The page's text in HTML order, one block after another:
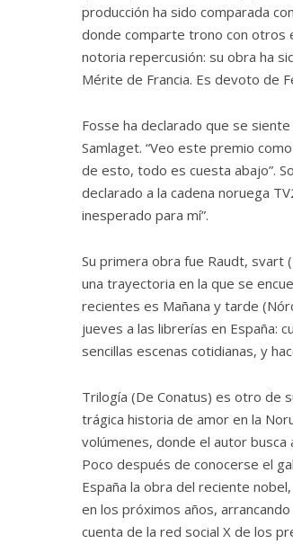
producción ha sido comparada
donde comparte trono con otros
notoria repercusión: su obra ha
Mérite de Francia. Es devoto de
Fosse ha declarado que se
Samlaget. “Veo este premio
de esto, todo es cuesta abajo”.
declarado a la cadena noruega
inesperado para mí”.
Su primera obra fue Raudt, svart
una trayectoria en la que se
recientes es Mañana y tarde
jueves a las librerías en España:
sencillas escenas cotidianas, y
Trilogía (De Conatus) es otro de
trágica historia de amor en la
volúmenes, donde el autor busca
Poco después de conocerse el
España la obra del reciente
en los próximos años,
cuenta de la red social X de los